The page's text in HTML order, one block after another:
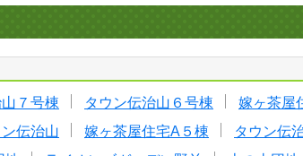
７号棟 タウン伝治山６号棟 嫁ヶ茶屋
伝治山 嫁ヶ茶屋住宅A５棟
タウン伝